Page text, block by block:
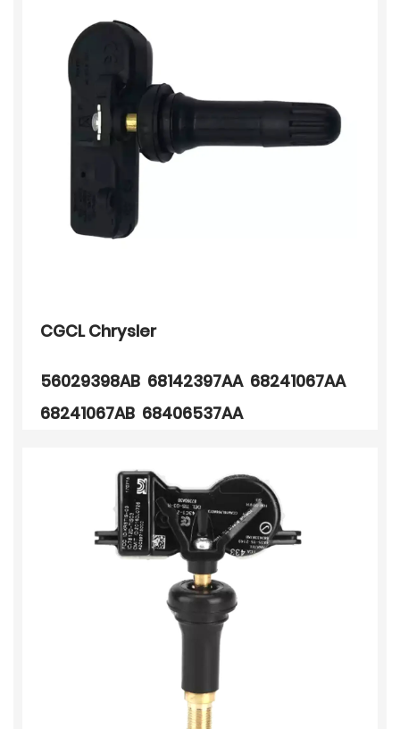
CGCL Chrysler
56029398AB 68142397AA 68241067AA
68241067AB 68406537AA